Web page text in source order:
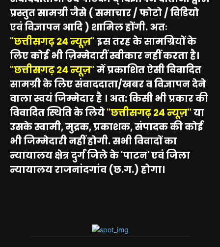
प्रस्तुत सामग्री जैसे ( समाचार / फोटो / विडियो
एवं विज्ञापन आदि ) शामिल होंगी. अतः
"छत्तीसगढ़ 24 न्यूज़"इस तरह के सामग्रियों के
लिए कोई भी ज़िम्मेदारीं स्वीकार नहीं करता है।
"छत्तीसगढ़ 24 न्यूज़"में प्रकाशित ऐसी विवादित
सामग्री के लिए संवाददाता/खबर व विज्ञापन देने
वाला स्वयं जिम्मेदार है । अत: किसी भी प्रकार की
विवादित स्थिति के लिये"छत्तीसगढ़ 24 न्यूज़"या
उसके स्वामी, मुद्रक, प्रकाशक, संपादक की कोई
भी जिम्मेदारी नहीं होगी. सभी विवादों का
न्यायालय क्षेत्र दुर्ग जिले के 'पाटन' एवं जिला
न्यायालय राजनांदगांव (छ.ग.) होगा।